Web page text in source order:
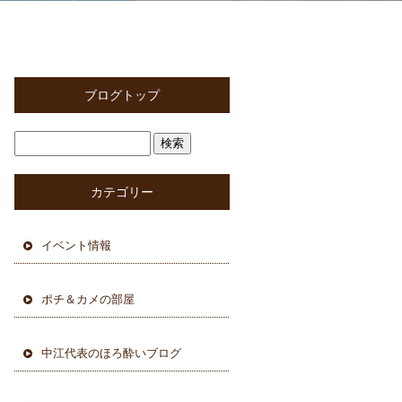
ブログトップ
カテゴリー
イベント情報
ポチ＆カメの部屋
中江代表のほろ酔いブログ